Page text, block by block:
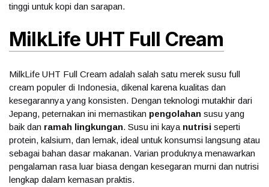
tinggi untuk kopi dan sarapan.
MilkLife UHT Full Cream
MilkLife UHT Full Cream adalah salah satu merek susu full
cream populer di Indonesia, dikenal karena kualitas dan
kesegarannya yang konsisten. Dengan teknologi mutakhir dari
Jepang, peternakan ini memastikan pengolahan susu yang
baik dan ramah lingkungan. Susu ini kaya nutrisi seperti
protein, kalsium, dan lemak, ideal untuk konsumsi langsung atau
sebagai bahan dasar makanan. Varian produknya menawarkan
pengalaman rasa luar biasa dengan kesegaran murni dan nutrisi
lengkap dalam kemasan praktis.